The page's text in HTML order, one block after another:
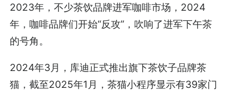
2023年，不少茶饮品牌进军咖啡市场，2024
年，咖啡品牌们开始“反攻”，吹响了进军下午茶
的号角。
2024年3月，库迪正式推出旗下茶饮子品牌茶
猫，截至2025年1月，茶猫小程序显示有39家门